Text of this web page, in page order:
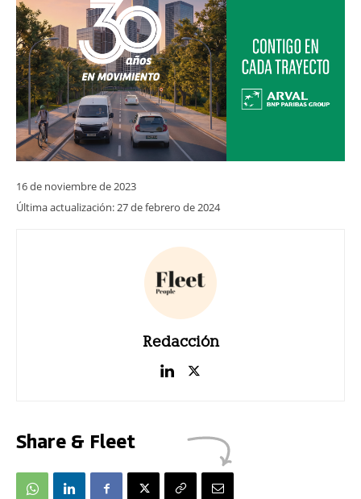
16 de noviembre de 2023
Última actualización:27 de febrero de 2024
Redacción
Share & Fleet